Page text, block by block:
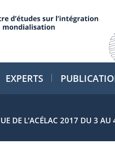
EXPERTS
DE L’ACÉLAC 2017 DU 3 AU